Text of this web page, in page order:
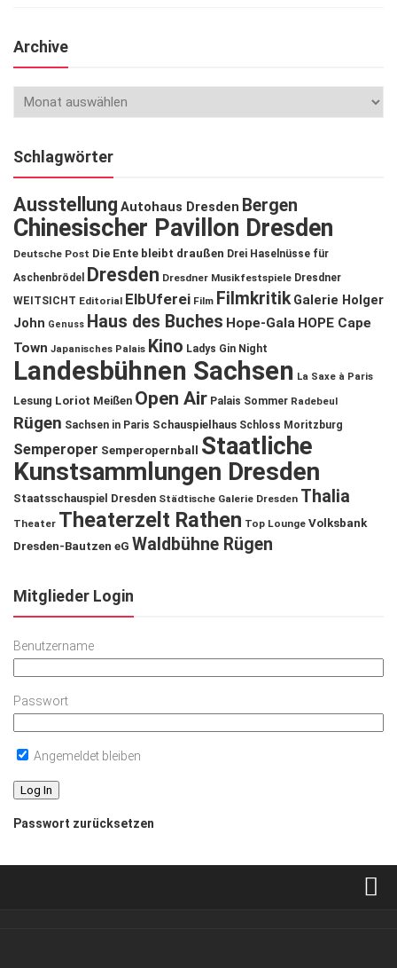
Archive
Schlagwörter
Ausstellung Autohaus Dresden Bergen
Chinesischer Pavillon Dresden
Deutsche Post Die Ente bleibt draußen Drei Haselnüsse für
Aschenbrödel
Dresden Dresdner Musikfestspiele Dresdner
WEITSICHT Editorial ElbUferei Film Filmkritik Galerie Holger
John Genuss Haus des Buches Hope-Gala HOPE Cape
Town Japanisches Palais Kino Ladys Gin Night
Landesbühnen Sachsen La Saxe à Paris
Lesung Loriot Meißen Open Air Palais Sommer Radebeul
Rügen Sachsen in Paris Schauspielhaus Schloss Moritzburg
Semperoper Semperopernball
Staatliche
Kunstsammlungen Dresden
Staatsschauspiel Dresden Städtische Galerie Dresden Thalia
Theater Theaterzelt Rathen Top Lounge Volksbank
Dresden-Bautzen eG Waldbühne Rügen
Mitglieder Login
Benutzername
Passwort
Angemeldet bleiben
Passwort zurücksetzen